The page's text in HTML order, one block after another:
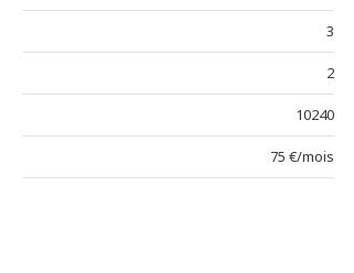
3
2
10240
75 €/mois